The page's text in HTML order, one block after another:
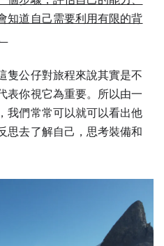
知道自己需要利用有限的背
隻公仔對旅程來說其實是不
表你視它為重要。所以由一
我們常常可以就可以看出他
思去了解自己，思考裝備和